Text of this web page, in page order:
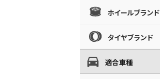
ホイールブランド
タイヤブランド
適合車種